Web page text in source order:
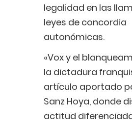
legalidad en las
leyes de concordia
autonómicas.
«Vox y el
la dictadura
artículo aportado
Sanz Hoya, donde
actitud